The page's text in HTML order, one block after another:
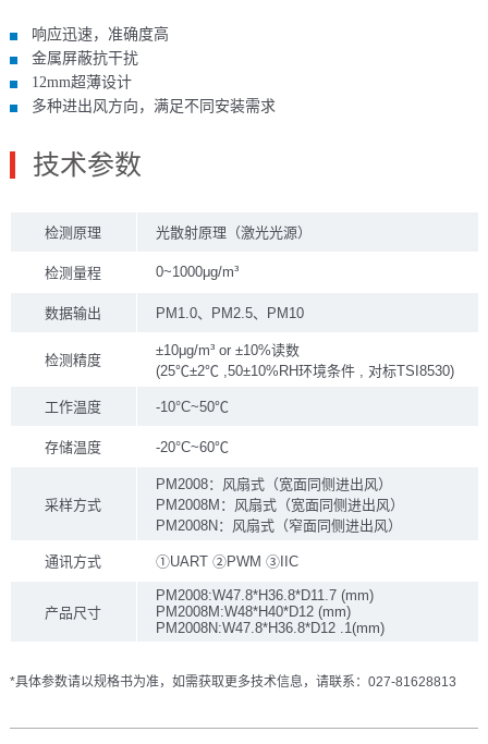
响应迅速，准确度高
金属屏蔽抗干扰
12mm超薄设计
多种进出风方向，满足不同安装需求
技术参数
检测原理 光散射原理（激光光源）
检测量程 0~1000μg/m³
数据输出 PM1.0、PM2.5、PM10
检测精度
±10μg/m³ or ±10%读数
(25℃±2℃ ,50±10%RH环境条件 , 对标TSI8530)
工作温度 -10°C~50℃
存储温度 -20°C~60℃
采样方式
PM2008：风扇式（宽面同侧进出风）
PM2008M：风扇式（宽面同侧进出风）
PM2008N：风扇式（窄面同侧进出风）
通讯方式 ①UART ②PWM ③IIC
产品尺寸
PM2008:W47.8*H36.8*D11.7 (mm)
PM2008M:W48*H40*D12 (mm)
PM2008N:W47.8*H36.8*D12 .1(mm)
*具体参数请以规格书为准，如需获取更多技术信息，请联系：027-81628813